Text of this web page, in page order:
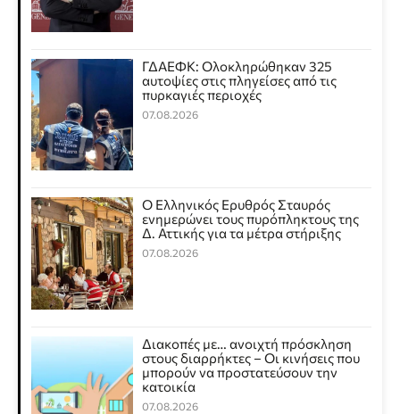
ΓΔΑΕΦΚ: Ολοκληρώθηκαν 325
αυτοψίες στις πληγείσες από τις
πυρκαγιές περιοχές
07.08.2026
Ο Ελληνικός Ερυθρός Σταυρός
ενημερώνει τους πυρόπληκτους της
Δ. Αττικής για τα μέτρα στήριξης
07.08.2026
Διακοπές με… ανοιχτή πρόσκληση
στους διαρρήκτες – Οι κινήσεις που
μπορούν να προστατεύσουν την
κατοικία
07.08.2026